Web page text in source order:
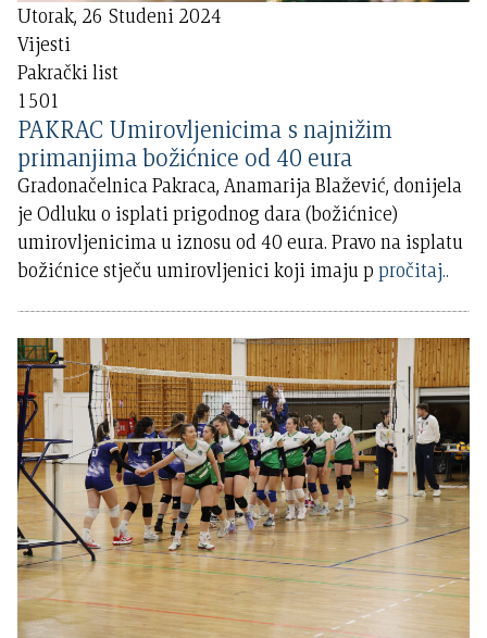
Utorak, 26 Studeni 2024
Vijesti
Pakrački list
1501
PAKRAC Umirovljenicima s najnižim
primanjima božićnice od 40 eura
Gradonačelnica Pakraca, Anamarija Blažević, donijela
je Odluku o isplati prigodnog dara (božićnice)
umirovljenicima u iznosu od 40 eura. Pravo na isplatu
božićnice stječu umirovljenici koji imaju ppročitaj..